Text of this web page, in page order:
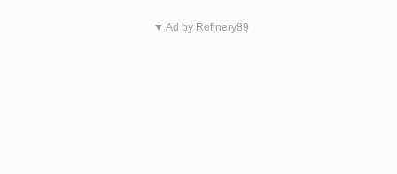
▼ Ad by Refinery89